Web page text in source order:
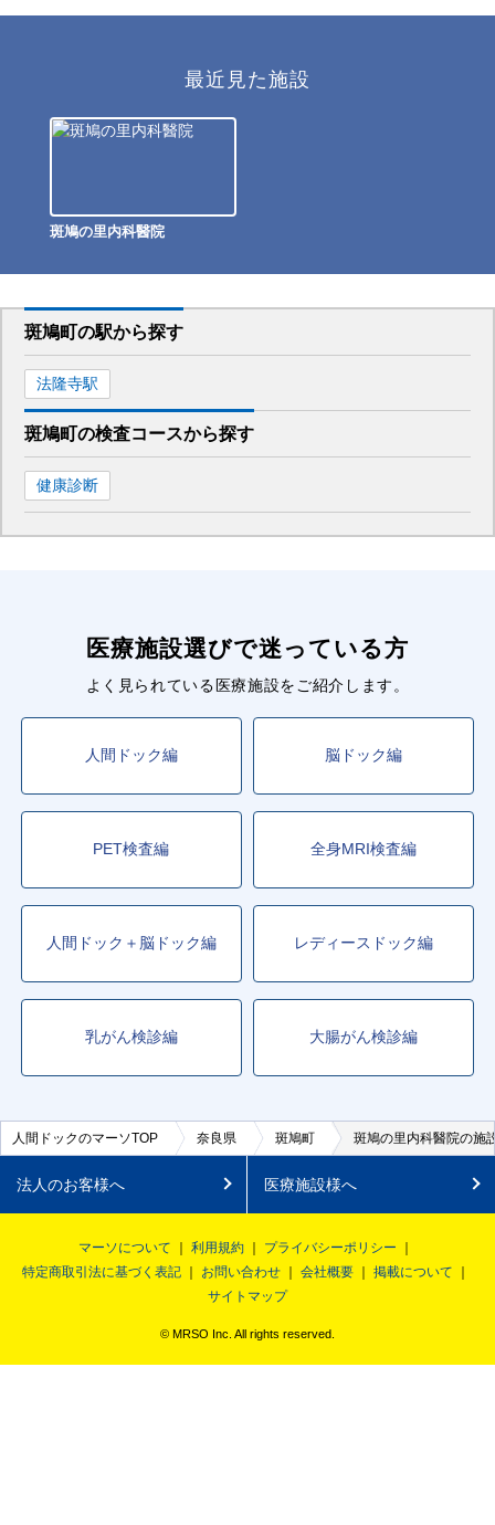
最近見た施設
斑鳩の里内科醫院
斑鳩町の駅から探す
法隆寺駅
斑鳩町の検査コースから探す
健康診断
医療施設選びで迷っている方
よく見られている医療施設をご紹介します。
人間ドック編 脳ドック編
PET検査編 全身MRI検査編
人間ドック＋脳ドック編 レディースドック編
乳がん検診編 大腸がん検診編
人間ドックのマーソTOP 奈良県 斑鳩町 斑鳩の里内科醫院の施
法人のお客様へ 医療施設様へ
マーソについて 利用規約
プライバシーポリシー
特定商取引法に基づく表記
お問い合わせ 会社概要
掲載について
サイトマップ
© MRSO Inc. All rights reserved.